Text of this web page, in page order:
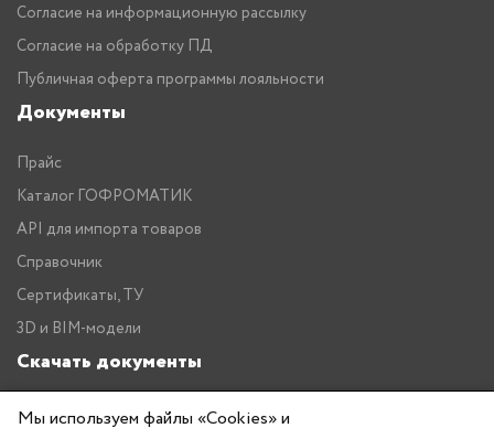
Согласие на информационную рассылку
Согласие на обработку ПД
Публичная оферта программы лояльности
Документы
Прайс
Каталог ГОФРОМАТИК
API для импорта товаров
Справочник
Сертификаты, ТУ
3D и BIM-модели
Скачать документы
Прайс
Мы используем файлы «Cookies» и